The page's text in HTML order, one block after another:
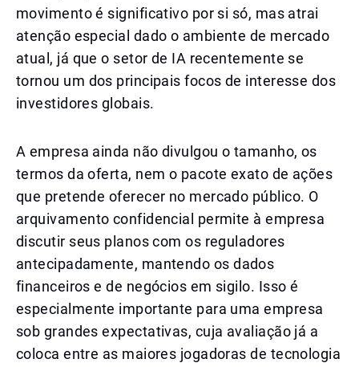
movimento é significativo por si só, mas atrai
atenção especial dado o ambiente de mercado
atual, já que o setor de IA recentemente se
tornou um dos principais focos de interesse dos
investidores globais.
A empresa ainda não divulgou o tamanho, os
termos da oferta, nem o pacote exato de ações
que pretende oferecer no mercado público. O
arquivamento confidencial permite à empresa
discutir seus planos com os reguladores
antecipadamente, mantendo os dados
financeiros e de negócios em sigilo. Isso é
especialmente importante para uma empresa
sob grandes expectativas, cuja avaliação já a
coloca entre as maiores jogadoras de tecnologia